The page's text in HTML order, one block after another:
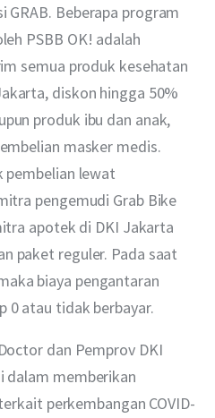
GRAB. Beberapa program
PSBB OK! adalah
semua produk kesehatan
diskon hingga 50%
produk ibu dan anak,
masker medis.
pembelian lewat
pengemudi Grab Bike
apotek di DKI Jakarta
paket reguler. Pada saat
biaya pengantaran
0 atau tidak berbayar.
dan Pemprov DKI
dalam memberikan
perkembangan COVID-